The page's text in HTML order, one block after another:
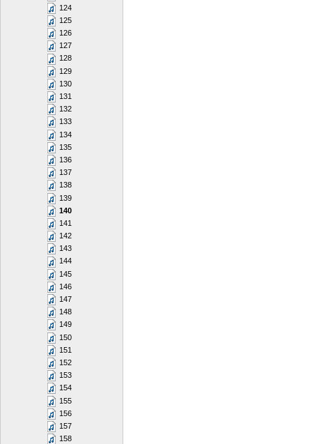
124
125
126
127
128
129
130
131
132
133
134
135
136
137
138
139
140
141
142
143
144
145
146
147
148
149
150
151
152
153
154
155
156
157
158